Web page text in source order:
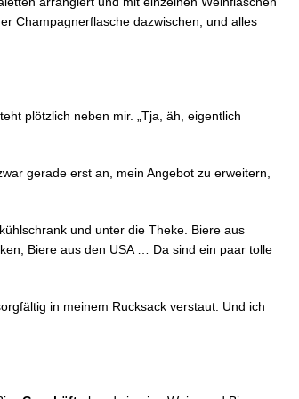
Champagnerflasche dazwischen, und alles
plötzlich neben mir. „Tja, äh, eigentlich
gerade erst an, mein Angebot zu erweitern,
und unter die Theke. Biere aus
Biere aus den USA … Da sind ein paar tolle
in meinem Rucksack verstaut. Und ich